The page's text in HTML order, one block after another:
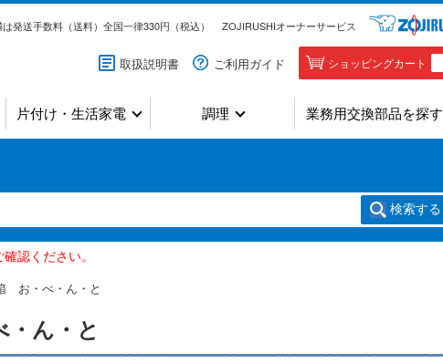
発送手数料（送料）全国一律330円（税込） ZOJIRUSHIオーナーサービス
取扱説明書 ご利用ガイド ショッピングカート
片付け・生活家電 調理 業務用交換部品を探す
検索する
認ください。
お・べ・ん・と
ん・と